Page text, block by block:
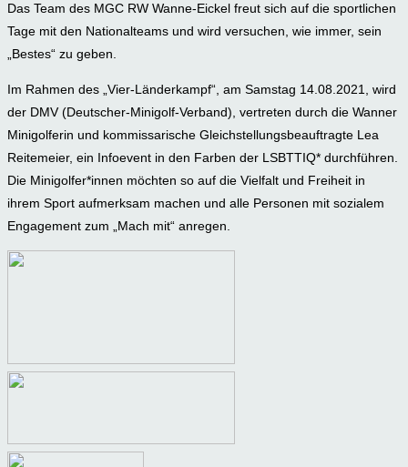
Das Team des MGC RW Wanne-Eickel freut sich auf die sportlichen
Tage mit den Nationalteams und wird versuchen, wie immer, sein
„Bestes“ zu geben.
Im Rahmen des „Vier-Länderkampf“, am Samstag 14.08.2021, wird
der DMV (Deutscher-Minigolf-Verband), vertreten durch die Wanner
Minigolferin und kommissarische Gleichstellungsbeauftragte Lea
Reitemeier, ein Infoevent in den Farben der LSBTTIQ* durchführen.
Die Minigolfer*innen möchten so auf die Vielfalt und Freiheit in
ihrem Sport aufmerksam machen und alle Personen mit sozialem
Engagement zum „Mach mit“ anregen.